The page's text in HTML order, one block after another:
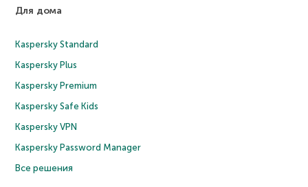
Для дома
Kaspersky Standard
Kaspersky Plus
Kaspersky Premium
Kaspersky Safe Kids
Kaspersky VPN
Kaspersky Password Manager
Все решения